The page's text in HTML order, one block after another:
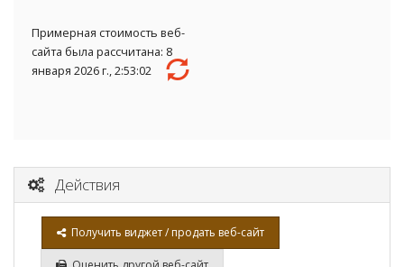
Примерная стоимость веб-
сайта была рассчитана: 8
января 2026 г., 2:53:02
Действия
Получить виджет / продать веб-сайт